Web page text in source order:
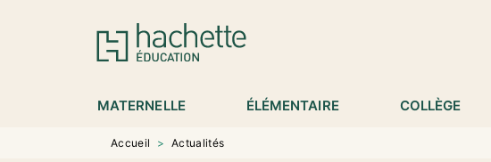
MENU RECHERCHE
MATERNELLE ÉLÉMENTAIRE COLLÈGE
Accueil > Actualités